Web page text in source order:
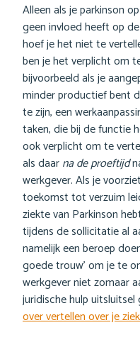
Alleen als je parkinson
geen invloed heeft op
hoef je het niet te
ben je het verplicht om
bijvoorbeeld als je
minder productief bent
te zijn, een
taken, die bij de functie
ook verplicht om te
als daarna de proeftijd
werkgever. Als je
toekomst tot verzuim
ziekte van Parkinson
tijdens de sollicitatie al
namelijk een beroep
goede trouw’ om je te
werkgever niet zomaar
juridische hulp uitsluitsel
over vertellen over je